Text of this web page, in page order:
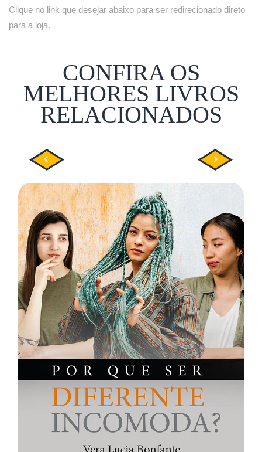
Clique no link que desejar abaixo para ser redirecionado direto
para a loja.
CONFIRA OS
MELHORES LIVROS
RELACIONADOS